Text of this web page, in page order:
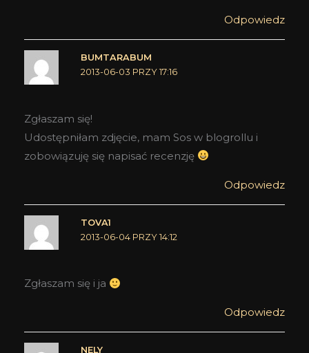
Odpowiedz
BUMTARABUM
2013-06-03 PRZY 17:16
Zgłaszam się!
Udostępniłam zdjęcie, mam Sos w blogrollu i
zobowiązuję się napisać recenzję
Odpowiedz
TOVA1
2013-06-04 PRZY 14:12
Zgłaszam się i ja
Odpowiedz
NELY